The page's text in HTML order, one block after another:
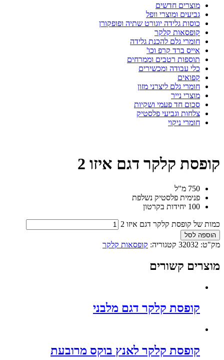
מוצרים חדשים
גביעים ומוצרי וופל
כוסות גלידה יוגורט שתיה ופופקורן
קופסאות קלקר
חומרי גלם להכנת גלידה
אייס ברד קרפ וכו'
תוספות רטבים וממרחים
כלי עבודה ומכשירים
קפואים
חומרי גלם ליצרני מזון
מוצרי נייר
סכום חד פעמי ושקיות
צלחות וגביעי פלסטיק
חומרי ניקוי
קופסת קלקר דגם איזו 2
750 מ"ל
פנימית פלסטיק נשלפת
100 יחידות בקרטון
כמות של קופסת קלקר דגם איזו 2
הוספה לסל
מק"ט: 32032 קטגוריה: קופסאות קלקר
מוצרים קשורים
קופסת קלקר דגם מלבני
קופסת קלקר לאנץ בוקס מרובעת